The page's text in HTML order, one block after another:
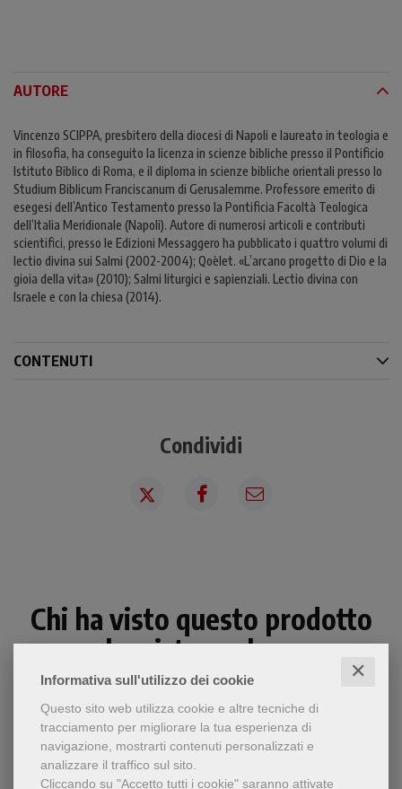
Informativa sull'utilizzo dei cookie ✕
Questo sito web utilizza cookie e altre tecniche di
tracciamento per migliorare la tua esperienza di
navigazione, mostrarti contenuti personalizzati e
analizzare il traffico sul sito.
Cliccando su "Accetto tutti i cookie" saranno attivate
AUTORE
Vincenzo SCIPPA, presbitero della diocesi di Napoli e laureato in teologia e
in filosofia, ha conseguito la licenza in scienze bibliche presso il Pontificio
Istituto Biblico di Roma, e il diploma in scienze bibliche orientali presso lo
Studium Biblicum Franciscanum di Gerusalemme. Professore emerito di
esegesi dell’Antico Testamento presso la Pontificia Facoltà Teologica
dell’Italia Meridionale (Napoli). Autore di numerosi articoli e contributi
scientifici, presso le Edizioni Messaggero ha pubblicato i quattro volumi di
lectio divina sui Salmi (2002-2004); Qoèlet. «L’arcano progetto di Dio e la
gioia della vita» (2010); Salmi liturgici e sapienziali. Lectio divina con
Israele e con la chiesa (2014).
CONTENUTI
Condividi
Chi ha visto questo prodotto
ha visto anche...